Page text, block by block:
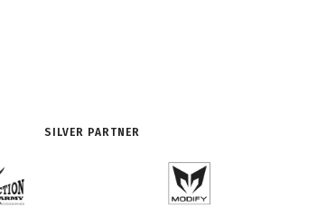
SILVER PARTNER